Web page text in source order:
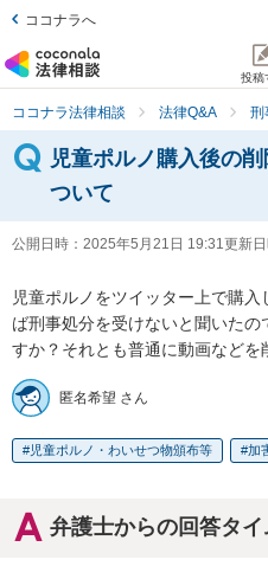
ココナラへ
投稿
ココナラ法律相談 法律Q&A 刑
児童ポルノ購入後の
ついて
公開日時： 2025年5月21日 19:31更新日
児童ポルノをツイッター上で購
ば刑事処分を受けないと聞いた
すか？それとも普通に動画などを
匿名希望 さん
児童ポルノ・わいせつ物頒布等 加
弁護士からの回答タ